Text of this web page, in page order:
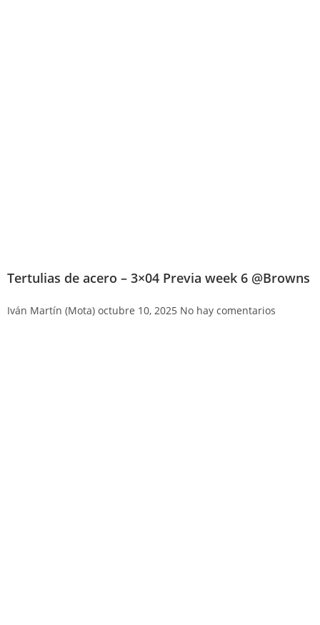
Tertulias de acero – 3×04 Previa week 6 @Browns
Iván Martín (Mota) octubre 10, 2025 No hay comentarios